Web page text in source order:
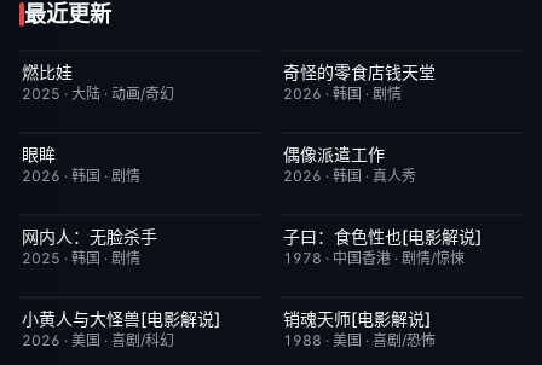
最近更新
HD国语
燃比娃
2025 · 大陆 · 动画/奇幻
HD中字
奇怪的零食店钱天堂
2026 · 韩国 · 剧情
HD中字
眼眸
2026 · 韩国 · 剧情
已完结
偶像派遣工作
2026 · 韩国 · 真人秀
今日更新
网内人：无脸杀手
2025 · 韩国 · 剧情
已完结
子曰：食色性也[电影解说]
1978 · 中国香港 · 剧情/惊悚
已完结
小黄人与大怪兽[电影解说]
2026 · 美国 · 喜剧/科幻
已完结
销魂天师[电影解说]
1988 · 美国 · 喜剧/恐怖